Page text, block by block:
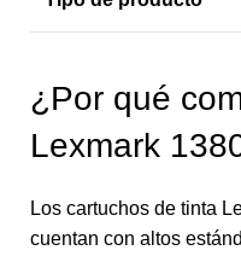
¿Por qué
Lexmark
Los cartuchos de tinta
cuentan con altos